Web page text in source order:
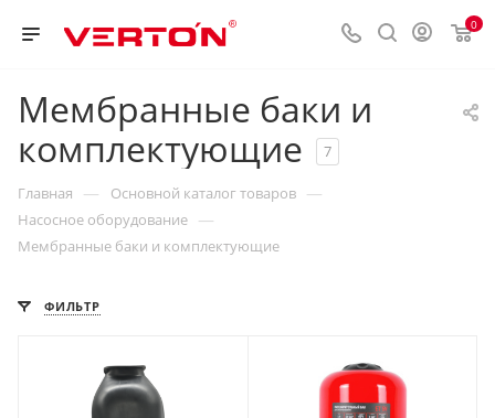
0
Мембранные баки и
комплектующие
7
Главная — Основной каталог товаров —
Насосное оборудование —
Мембранные баки и комплектующие
ФИЛЬТР